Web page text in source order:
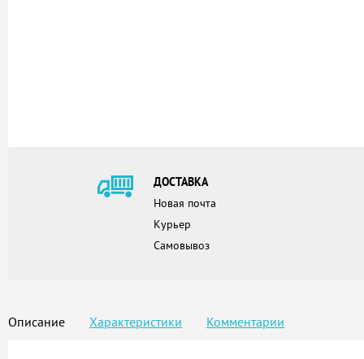
ДОСТАВКА
Новая почта
Курьер
Самовывоз
Описание Характеристики Комментарии